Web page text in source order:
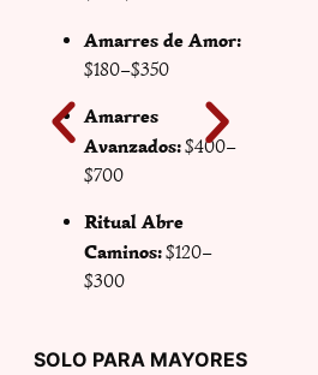
Amarres de Amor:
$180–$350
Amarres
Avanzados:$400–
$700
Ritual Abre
Caminos:$120–
$300
SOLO PARA MAYORES